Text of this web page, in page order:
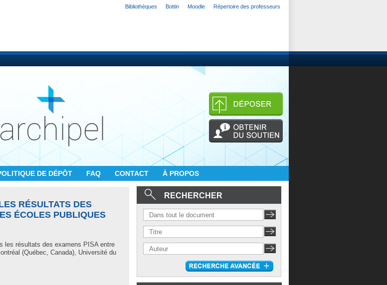
Bibliothèques Bottin Moodle Répertoire des professeurs
DE DÉPÔT FAQ CONTACT À PROPOS
RÉSULTATS DES
ÉCOLES PUBLIQUES
les résultats des examens PISA entre
(Québec, Canada), Université du
RECHERCHER